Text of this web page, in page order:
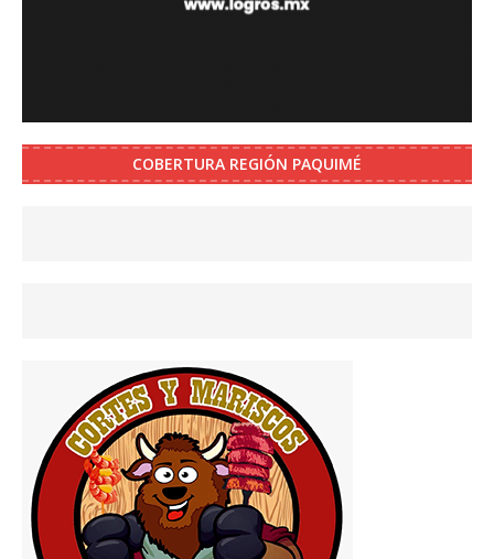
COBERTURA REGIÓN PAQUIMÉ